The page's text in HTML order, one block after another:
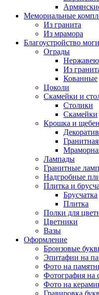
Мемориальные
Из гранита
Из мрамора
Благоустройство
Ограды
Из
Кованные
Цоколи
Скамейки и
Столики
Скамейки
Крошка и
Лампады
Гранитные
Надгробные
Плитка и
Брусчатка
Плитка
Полки для
Цветники
Вазы
Оформление
Бронзовые
Эпитафии на
Фото на
Фотография на
Фото на
Гравировка